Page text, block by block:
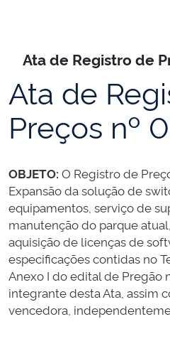
Ata de Registro de
Ata de
Preços nº
OBJETO: O Registro de
Expansão da solução de
equipamentos, serviço de
manutenção do parque
aquisição de licenças de
especificações contidas no
Anexo I do edital de Pregão
integrante desta Ata, assim
vencedora,